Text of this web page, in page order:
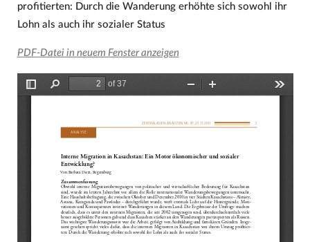
profitierten: Durch die Wanderung erhöhte sich sowohl ihr
Lohn als auch ihr sozialer Status
PDF-Datei in neuem Fenster anzeigen